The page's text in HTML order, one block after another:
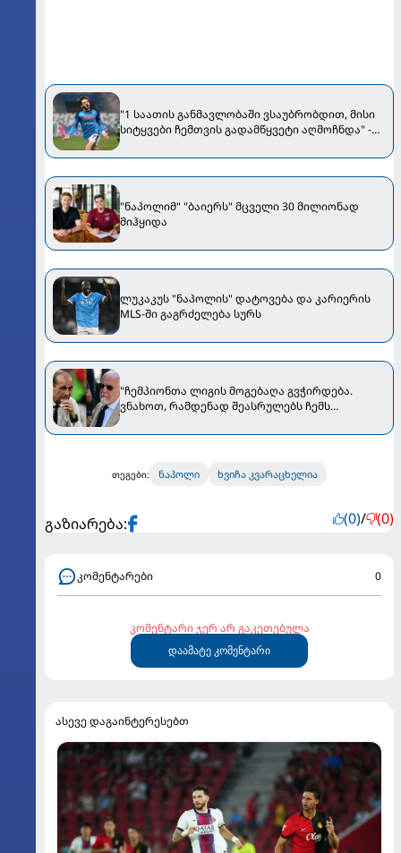
"1 საათის განმავლობაში ვსაუბრობდით, მისი
სიტყვები ჩემთვის გადამწყვეტი აღმოჩნდა" -
გაიხსენა
"ნაპოლიმ" "ბაიერს" მცველი 30 მილიონად
მიჰყიდა
ლუკაკუს "ნაპოლის" დატოვება და კარიერის
MLS-ში გაგრძელება სურს
"ჩემპიონთა ლიგის მოგებაღა გვჭირდება.
ვნახოთ, რამდენად შეასრულებს ჩემს
ისაუბრა
თეგები: ნაპოლი ხვიჩა კვარაცხელია
გაზიარება: (0)/ (0)
კომენტარები 0
კომენტარი ჯერ არ გაკეთებულა
დაამატე კომენტარი
ასევე დაგაინტერესებთ